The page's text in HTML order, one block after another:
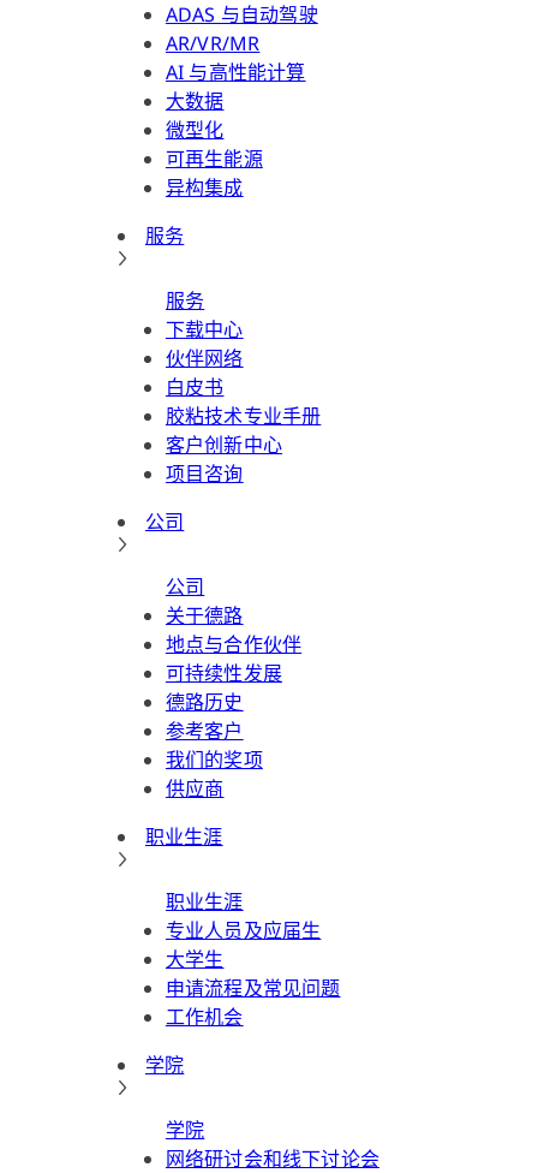
ADAS 与自动驾驶
AR/VR/MR
AI 与高性能计算
大数据
微型化
可再生能源
异构集成
服务
服务
下载中心
伙伴网络
白皮书
胶粘技术专业手册
客户创新中心
项目咨询
公司
公司
关于德路
地点与合作伙伴
可持续性发展
德路历史
参考客户
我们的奖项
供应商
职业生涯
职业生涯
专业人员及应届生
大学生
申请流程及常见问题
工作机会
学院
学院
网络研讨会和线下讨论会